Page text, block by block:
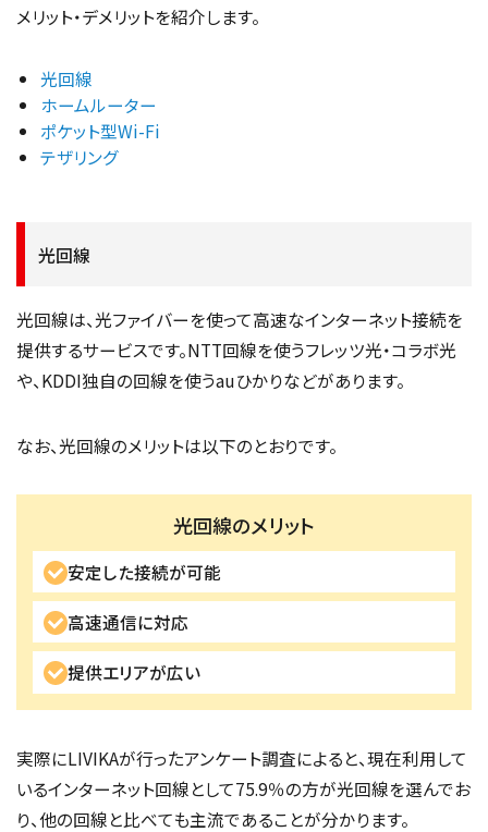
メリット・デメリットを紹介します。
光回線
ホームルーター
ポケット型Wi-Fi
テザリング
光回線
光回線は、光ファイバーを使って高速なインターネット接続を
提供するサービスです。NTT回線を使うフレッツ光・コラボ光
や、KDDI独自の回線を使うauひかりなどがあります。
なお、光回線のメリットは以下のとおりです。
光回線のメリット
安定した接続が可能
高速通信に対応
提供エリアが広い
実際にLIVIKAが行ったアンケート調査によると、現在利用して
いるインターネット回線として75.9％の方が光回線を選んでお
り、他の回線と比べても主流であることが分かります。